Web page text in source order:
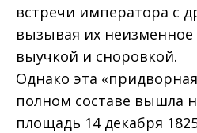
встречи императора с
вызывая их
выучкой и сноровкой.
Однако эта
полном составе вышла
площадь 14 декабря